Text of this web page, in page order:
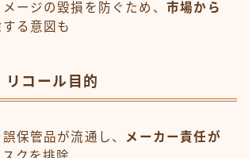
ージの毀損を防ぐため、 市場から
する意図も
コール目的
保管品が流通し、 メーカー責任が